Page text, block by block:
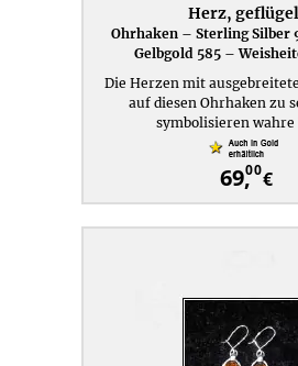
Herz,
Ohrhaken – Sterling Silber
Gelbgold 585 –
Die Herzen mit
auf diesen Ohrhaken zu
symbolisieren wahre
69,00€